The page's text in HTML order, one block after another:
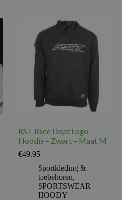
RST Race Dept Logo
Hoodie – Zwart – Maat M
€49.95
Sportkleding &
toebehoren,
SPORTSWEAR
HOODY